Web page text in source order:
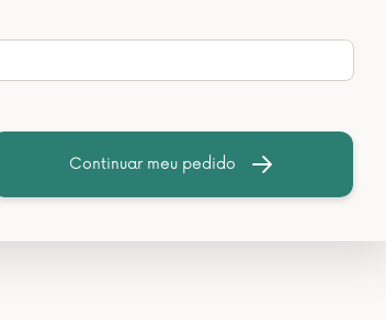
Continuar meu pedido